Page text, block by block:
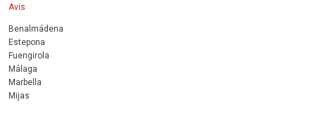
Avis
Benalmádena
Estepona
Fuengirola
Málaga
Marbella
Mijas